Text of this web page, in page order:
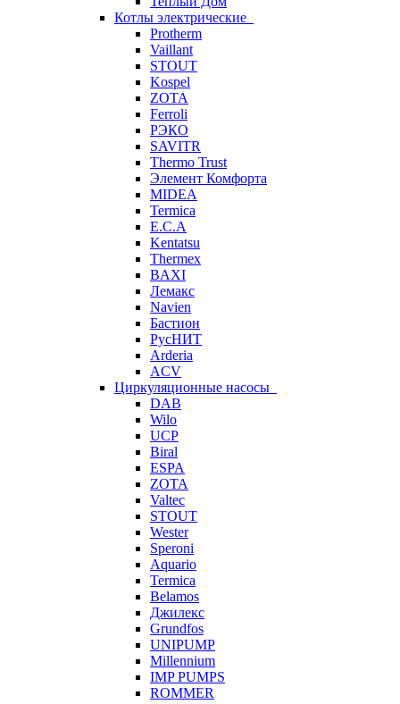
Котлы электрические
Protherm
Vaillant
STOUT
Kospel
ZOTA
Ferroli
РЭКО
SAVITR
Thermo Trust
Элемент Комфорта
MIDEA
Termica
E.C.A
Kentatsu
Thermex
BAXI
Лемакс
Navien
Бастион
РусНИТ
Arderia
ACV
Циркуляционные насосы
DAB
Wilo
UCP
Biral
ESPA
ZOTA
Valtec
STOUT
Wester
Speroni
Aquario
Termica
Belamos
Джилекс
Grundfos
UNIPUMP
Millennium
IMP PUMPS
ROMMER